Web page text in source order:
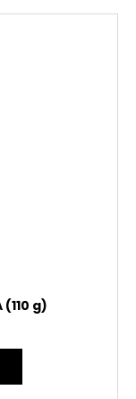
(110 g)